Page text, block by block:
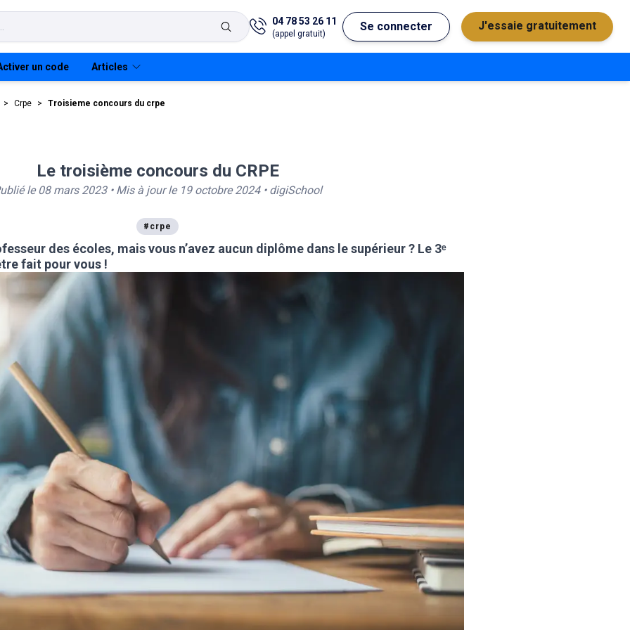
04 78 53 26 11
(appel gratuit)
Se connecter J'essaie gratuitement
adjoint
un code Articles
> Crpe > Troisieme concours du crpe
Le troisième concours du CRPE
le08 mars 2023• Mis à jour le 19 octobre 2024• digiSchool
# crpe
des écoles, mais vous n’avez aucun diplôme dans le supérieur ? Le 3ᵉ
fait pour vous !